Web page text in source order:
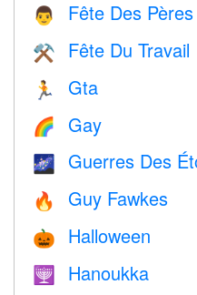
👨 Fête Des Pères
⚒️ Fête Du Travail
🏃 Gta
🌈 Gay
🌌 Guerres Des
🔥 Guy Fawkes
🎃 Halloween
🕎 Hanoukka